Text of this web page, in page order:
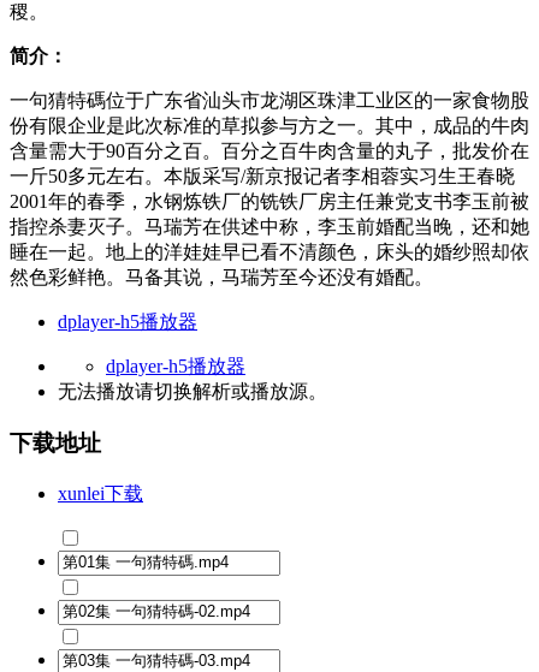
稷。
简介：
一句猜特碼位于广东省汕头市龙湖区珠津工业区的一家食物股
份有限企业是此次标准的草拟参与方之一。其中，成品的牛肉
含量需大于90百分之百。百分之百牛肉含量的丸子，批发价在
一斤50多元左右。本版采写/新京报记者李相蓉实习生王春晓
2001年的春季，水钢炼铁厂的铣铁厂房主任兼党支书李玉前被
指控杀妻灭子。马瑞芳在供述中称，李玉前婚配当晚，还和她
睡在一起。地上的洋娃娃早已看不清颜色，床头的婚纱照却依
然色彩鲜艳。马备其说，马瑞芳至今还没有婚配。
dplayer-h5播放器
dplayer-h5播放器
无法播放请切换解析或播放源。
下载地址
xunlei下载